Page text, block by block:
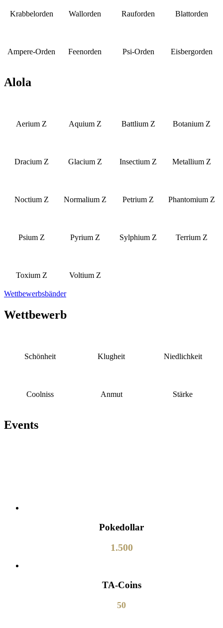
Krabbelorden Wallorden Rauforden Blattorden
Ampere-Orden Feenorden Psi-Orden Eisbergorden
Alola
Aerium Z Aquium Z Battlium Z Botanium Z
Dracium Z Glacium Z Insectium Z Metallium Z
Noctium Z Normalium Z Petrium Z Phantomium Z
Psium Z Pyrium Z Sylphium Z Terrium Z
Toxium Z Voltium Z
Wettbewerbsbänder
Wettbewerb
Schönheit Klugheit Niedlichkeit
Coolniss Anmut Stärke
Events
Pokedollar
1.500
TA-Coins
50